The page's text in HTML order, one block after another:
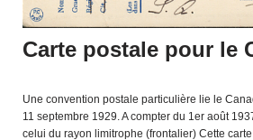
Carte postale pour le
Une convention postale particulière lie le
11 septembre 1929. A compter du 1er août
celui du rayon limitrophe (frontalier) Cette